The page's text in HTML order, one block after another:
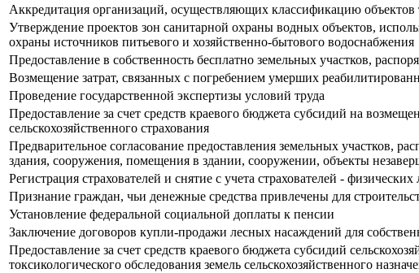
Аккредитация организаций, осуществляющих классификацию
Утверждение проектов зон санитарной охраны водных объектов,
охраны источников питьевого и хозяйственно-бытового водоснабжения
Предоставление в собственность бесплатно земельных участков,
Возмещение затрат, связанных с погребением умерших
Проведение государственной экспертизы условий труда
Предоставление за счет средств краевого бюджета субсидий на
сельскохозяйственного страхования
Предварительное согласование предоставления земельных участков,
здания, сооружения, помещения в здании, сооружении, объекты
Регистрация страхователей и снятие с учета страхователей -
Признание граждан, чьи денежные средства привлечены для
Установление федеральной социальной доплаты к пенсии
Заключение договоров купли-продажи лесных насаждений для
Предоставление за счет средств краевого бюджета субсидий
токсикологического обследования земель сельскохозяйственного